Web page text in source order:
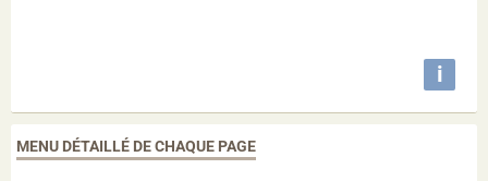
i
MENU DÉTAILLÉ DE CHAQUE PAGE